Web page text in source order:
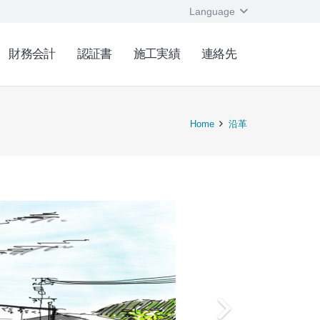
Language
財務会計 認証書 施工実績 連絡先
Home 沿革